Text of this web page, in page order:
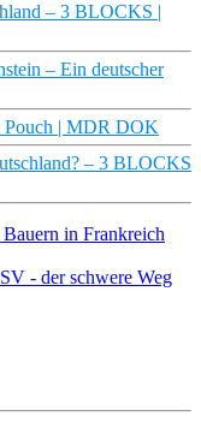
– 3 BLOCKS |
– Ein deutscher
| MDR DOK
– 3 BLOCKS
in Frankreich
- der schwere Weg